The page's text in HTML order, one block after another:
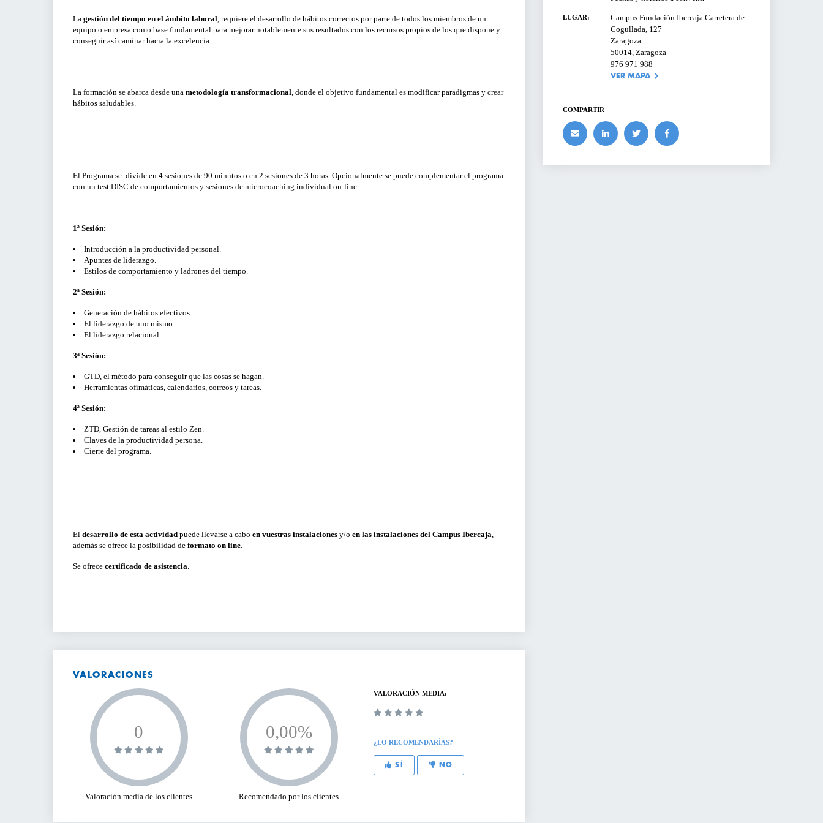
VENTAS Y MERCADOS
SECTOR AGROALIMENTARIO
SERVICIOS PARA EMPRESAS
SERVICIO DE OFERTAS DE
Contraseña
Para Emprendedores
LIMPIAR FILTROS
La gestión del tiempo en el ámbito laboral, requiere el desarrollo de hábitos correctos por parte de todos los miembros de un
equipo o empresa como base fundamental para mejorar notablemente sus resultados con los recursos propios de los que dispone y
conseguir así caminar hacia la excelencia.
La formación se abarca desde una metodología transformacional, donde el objetivo fundamental es modificar paradigmas y crear
hábitos saludables.
El Programa se divide en 4 sesiones de 90 minutos o en 2 sesiones de 3 horas. Opcionalmente se puede complementar el programa
con un test DISC de comportamientos y sesiones de microcoaching individual on-line.
1ª Sesión:
Introducción a la productividad personal.
Apuntes de liderazgo.
Estilos de comportamiento y ladrones del tiempo.
2ª Sesión:
Generación de hábitos efectivos.
El liderazgo de uno mismo.
El liderazgo relacional.
3ª Sesión:
GTD, el método para conseguir que las cosas se hagan.
Herramientas ofímáticas, calendarios, correos y tareas.
4ª Sesión:
ZTD, Gestión de tareas al estilo Zen.
Claves de la productividad persona.
Cierre del programa.
El desarrollo de esta actividad puede llevarse a cabo en vuestras instalaciones y/o en las instalaciones del Campus Ibercaja,
además se ofrece la posibilidad de formato on line.
Se ofrece certificado de asistencia.
VALORACIONES
0
Valoración media de los clientes
0,00%
Recomendado por los clientes
VALORACIÓN MEDIA:
¿LO RECOMENDARÍAS?
SÍ NO
LUGAR:
Campus Fundación Ibercaja Carretera de
Cogullada, 127
Zaragoza
50014, Zaragoza
976 971 988
VER MAPA
COMPARTIR